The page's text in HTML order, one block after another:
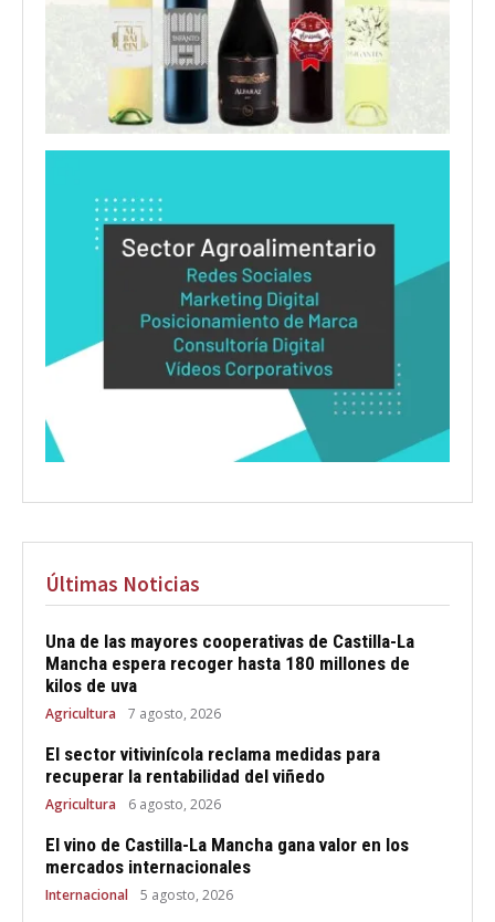
Últimas Noticias
Una de las mayores cooperativas de Castilla-La
Mancha espera recoger hasta 180 millones de
kilos de uva
Agricultura 7 agosto, 2026
El sector vitivinícola reclama medidas para
recuperar la rentabilidad del viñedo
Agricultura 6 agosto, 2026
El vino de Castilla-La Mancha gana valor en los
mercados internacionales
Internacional 5 agosto, 2026